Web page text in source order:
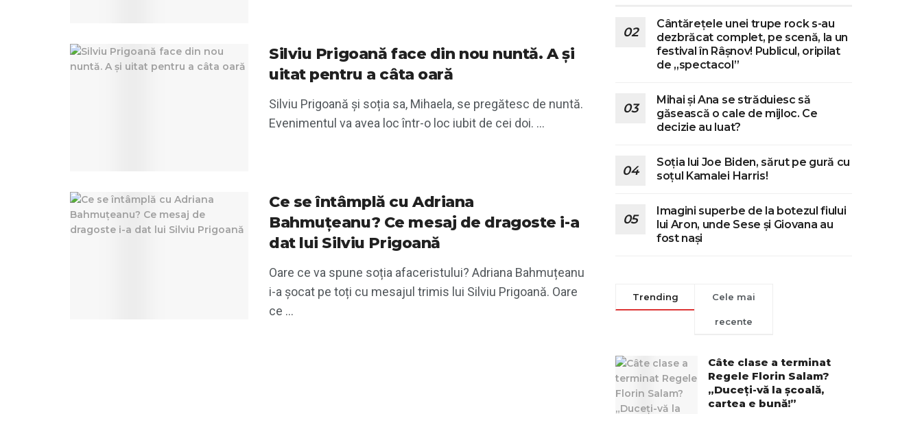
Silviu Prigoană face din nou nuntă. A și
uitat pentru a câta oară
Silviu Prigoană și soția sa, Mihaela, se pregătesc de nuntă.
Evenimentul va avea loc într-o loc iubit de cei doi. ...
Ce se întâmplă cu Adriana
Bahmuțeanu? Ce mesaj de dragoste i-a
dat lui Silviu Prigoană
Oare ce va spune soția afaceristului? Adriana Bahmuțeanu
i-a șocat pe toți cu mesajul trimis lui Silviu Prigoană. Oare
ce ...
Cântărețele unei trupe rock s-au
dezbrăcat complet, pe scenă, la un
festival în Râșnov! Publicul, oripilat
de „spectacol”
Mihai și Ana se străduiesc să
găsească o cale de mijloc. Ce
decizie au luat?
Soția lui Joe Biden, sărut pe gură cu
soțul Kamalei Harris!
Imagini superbe de la botezul fiului
lui Aron, unde Sese și Giovana au
fost nași
Trending Cele mai
recente
Câte clase a terminat
Regele Florin Salam?
„Duceți-vă la școală,
cartea e bună!”